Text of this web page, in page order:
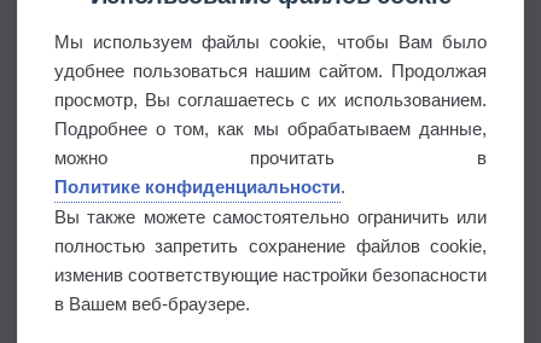
Мы используем файлы cookie, чтобы Вам было
удобнее пользоваться нашим сайтом. Продолжая
просмотр, Вы соглашаетесь с их использованием.
Подробнее о том, как мы обрабатываем данные,
можно прочитать в
Политике конфиденциальности.
Вы также можете самостоятельно ограничить или
полностью запретить сохранение файлов cookie,
изменив соответствующие настройки безопасности
в Вашем веб-браузере.